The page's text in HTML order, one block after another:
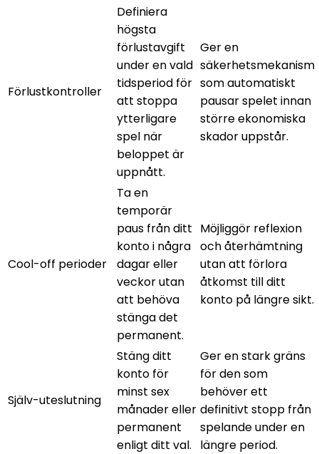
Förlustkontroller
Definiera
högsta
förlustavgift
under en vald
tidsperiod för
att stoppa
ytterligare
spel när
beloppet är
uppnått.
Ger en
säkerhetsmekanism
som automatiskt
pausar spelet innan
större ekonomiska
skador uppstår.
Cool-off perioder
Ta en
temporär
paus från ditt
konto i några
dagar eller
veckor utan
att behöva
stänga det
permanent.
Möjliggör reflexion
och återhämtning
utan att förlora
åtkomst till ditt
konto på längre sikt.
Själv-uteslutning
Stäng ditt
konto för
minst sex
månader eller
permanent
enligt ditt val.
Ger en stark gräns
för den som
behöver ett
definitivt stopp från
spelande under en
längre period.